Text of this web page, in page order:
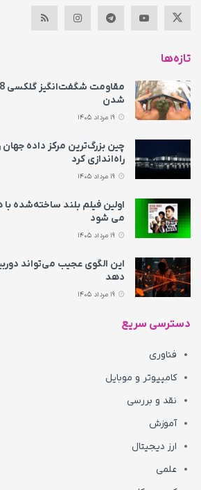
تازه‌ها
شدن
راه‌اندازی کرد
اولین فیلم بلند ساخته‌شده
می‌ شود
این الگوی عجیب می‌تواند
دهد
دسترسی سریع
فناوری
کامپیوتر و موبایل
نقد و بررسی
آموزش
ارز دیجیتال
علمی